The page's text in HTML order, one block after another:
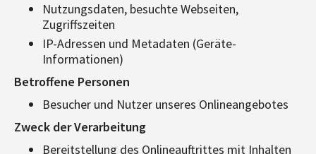
Nutzungsdaten, besuchte Webseiten,
Zugriffszeiten
IP-Adressen und Metadaten (Geräte-
Informationen)
Betroffene Personen
Besucher und Nutzer unseres Onlineangebotes
Zweck der Verarbeitung
Bereitstellung des Onlineauftrittes mit Inhalten